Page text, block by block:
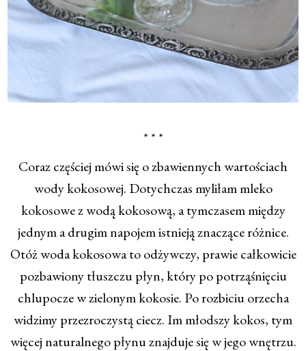
* * *
Coraz częściej mówi się o zbawiennych wartościach
wody kokosowej. Dotychczas myliłam mleko
kokosowe z wodą kokosową, a tymczasem między
jednym a drugim napojem istnieją znaczące różnice.
Otóż woda kokosowa to odżywczy, prawie całkowicie
pozbawiony tłuszczu płyn, który po potrząśnięciu
chlupocze w zielonym kokosie. Po rozbiciu orzecha
widzimy przezroczystą ciecz. Im młodszy kokos, tym
więcej naturalnego płynu znajduje się w jego wnętrzu.